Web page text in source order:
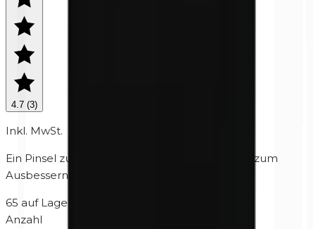
4.7 (3)
Inkl. MwSt.
Ein Pinsel zum Auftragen eines Lidstrichs oder zum
Ausbessern der Augenbrauen.
65 auf Lager
Anzahl